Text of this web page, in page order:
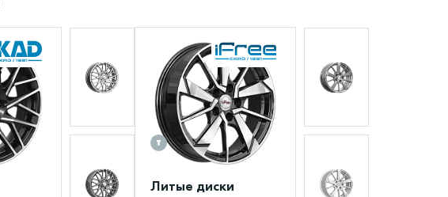
Литые диски